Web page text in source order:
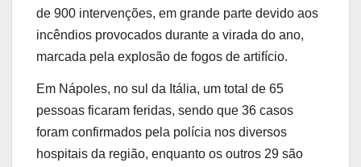
de 900 intervenções, em grande parte devido aos
incêndios provocados durante a virada do ano,
marcada pela explosão de fogos de artifício.
Em Nápoles, no sul da Itália, um total de 65
pessoas ficaram feridas, sendo que 36 casos
foram confirmados pela polícia nos diversos
hospitais da região, enquanto os outros 29 são